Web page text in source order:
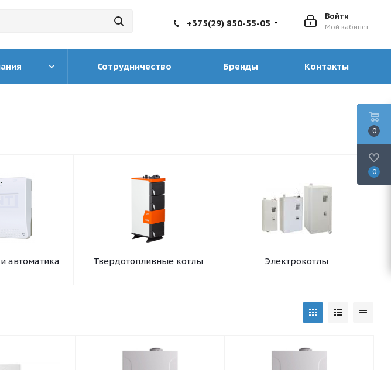
Войти
Мой кабинет
+375(29) 850-55-05
Сотрудничество Бренды Контакты
автоматика Твердотопливные котлы Электрокотлы
0
0